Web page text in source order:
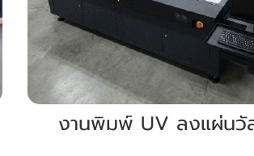
งานพิมพ์ UV ลงแผ่นวั